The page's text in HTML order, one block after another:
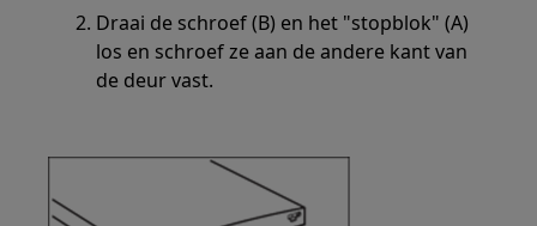
Draai de schroef (B) en het "stopblok" (A)
los en schroef ze aan de andere kant van
de deur vast.